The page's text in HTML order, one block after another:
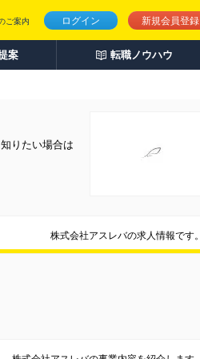
ログイン 新規会員登録
ご案内
案 転職ノウハウ
りたい場合は
株式会社アスレバの求人情報です。